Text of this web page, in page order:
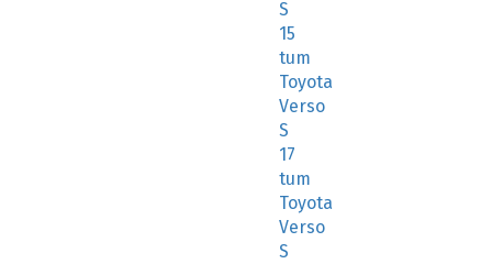
S
15
tum
Toyota
Verso
S
17
tum
Toyota
Verso
S